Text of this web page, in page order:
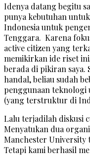
Idenya datang begitu
punya kebutuhan
Indonesia untuk
Tenggara. Karena
active citizen yang
memikirkan ide riset
berada di pikiran saya.
handal, beliau sudah
penggunaan teknologi
(yang terstruktur di
Lalu terjadilah diskusi
Menyatukan dua
Manchester
Tetapi kami berhasil